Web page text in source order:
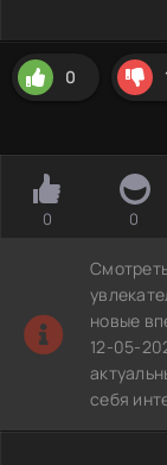
0
0 0
новые
12-05-
себя